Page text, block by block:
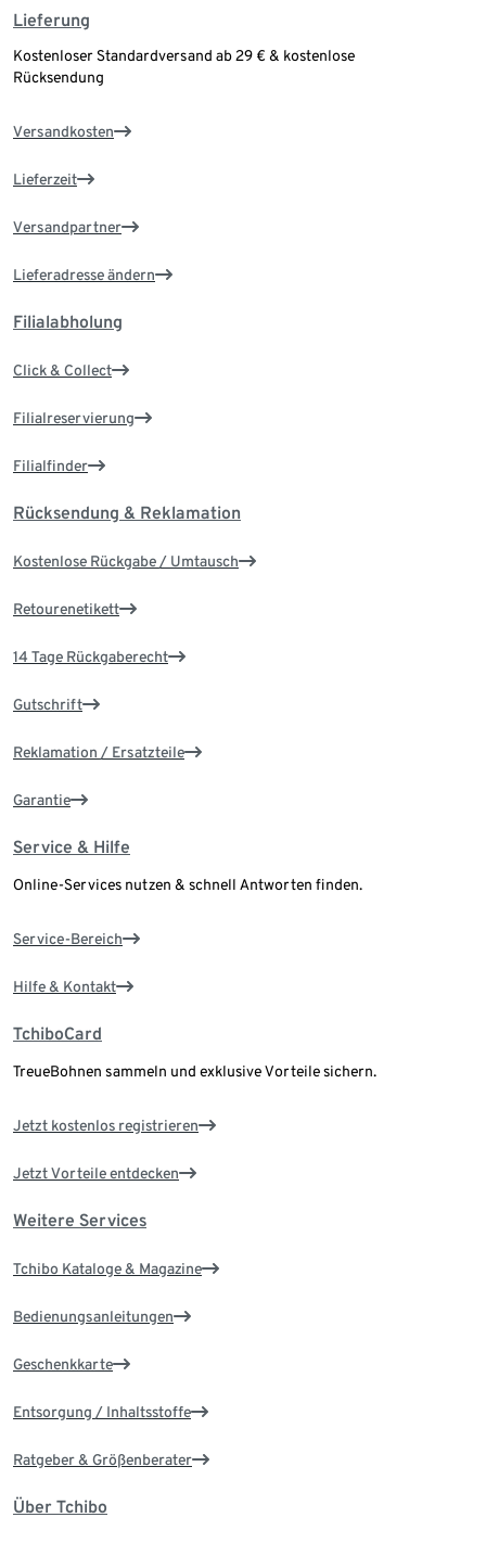
Lieferung
Kostenloser Standardversand ab 29 € & kostenlose
Rücksendung
Versandkosten
Lieferzeit
Versandpartner
Lieferadresse ändern
Filialabholung
Click & Collect
Filialreservierung
Filialfinder
Rücksendung & Reklamation
Kostenlose Rückgabe / Umtausch
Retourenetikett
14 Tage Rückgaberecht
Gutschrift
Reklamation / Ersatzteile
Garantie
Service & Hilfe
Online-Services nutzen & schnell Antworten finden.
Service-Bereich
Hilfe & Kontakt
TchiboCard
TreueBohnen sammeln und exklusive Vorteile sichern.
Jetzt kostenlos registrieren
Jetzt Vorteile entdecken
Weitere Services
Tchibo Kataloge & Magazine
Bedienungsanleitungen
Geschenkkarte
Entsorgung / Inhaltsstoffe
Ratgeber & Größenberater
Über Tchibo